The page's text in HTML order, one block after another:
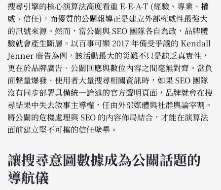
搜尋引擎的核心演算法高度看重 E-E-A-T (經驗、專業、權
威、信任)，而優質的公關報導正是建立外部權威性最強大
的訊號來源。然而，當公關與 SEO 團隊各自為政，品牌體
驗就會產生斷層。以百事可樂 2017 年備受爭議的 Kendall
Jenner 廣告為例，該活動最大的災難不只是缺乏真實性，
更在於品牌廣告、公關回應與數位內容之間毫無對齊。當負
面聲量爆發、使用者大量搜尋相關資訊時，如果 SEO 團隊
沒有同步部署具備統一論述的官方聲明頁面，品牌就會在搜
尋結果中失去敘事主導權，任由外部媒體與社群輿論宰割。
將公關的危機處理與 SEO 的內容佈局結合，才能在演算法
面前建立堅不可摧的信任壁壘。
讓搜尋意圖數據成為公關話題的
導航儀